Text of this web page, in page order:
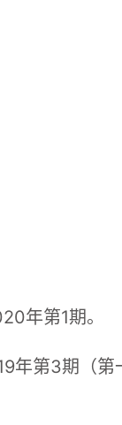
年第1期。
年第3期（第